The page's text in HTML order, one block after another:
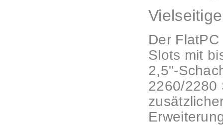
Der
Slots mit
2,5"-
2260/2280